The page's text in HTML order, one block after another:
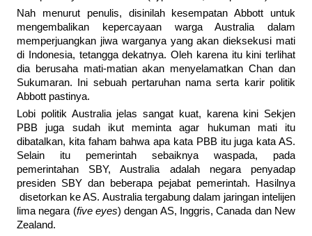
Nah menurut penulis, disinilah kesempatan Abbott untuk
mengembalikan kepercayaan warga Australia dalam
memperjuangkan jiwa warganya yang akan dieksekusi mati
di Indonesia, tetangga dekatnya. Oleh karena itu kini terlihat
dia berusaha mati-matian akan menyelamatkan Chan dan
Sukumaran. Ini sebuah pertaruhan nama serta karir politik
Abbott pastinya.
Lobi politik Australia jelas sangat kuat, karena kini Sekjen
PBB juga sudah ikut meminta agar hukuman mati itu
dibatalkan, kita faham bahwa apa kata PBB itu juga kata AS.
Selain itu pemerintah sebaiknya waspada, pada
pemerintahan SBY, Australia adalah negara penyadap
presiden SBY dan beberapa pejabat pemerintah. Hasilnya
disetorkan ke AS. Australia tergabung dalam jaringan intelijen
lima negara (five eyes) dengan AS, Inggris, Canada dan New
Zealand.